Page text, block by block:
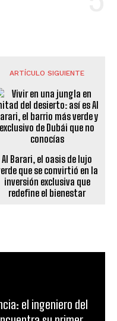
ARTÍCULO SIGUIENTE
Al Barari, el oasis de lujo
que se convirtió en la
inversión exclusiva que
redefine el bienestar
el ingeniero del